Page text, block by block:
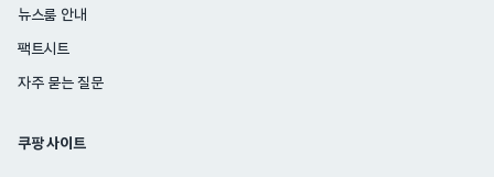
뉴스룸 안내
팩트시트
자주 묻는 질문
쿠팡 사이트